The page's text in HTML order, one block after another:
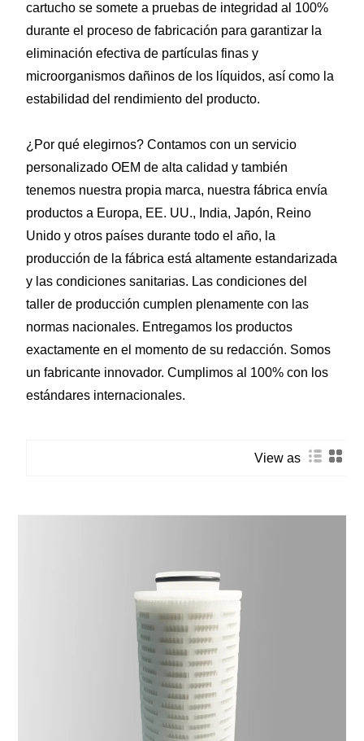
cartucho se somete a pruebas de integridad al 100%
durante el proceso de fabricación para garantizar la
eliminación efectiva de partículas finas y
microorganismos dañinos de los líquidos, así como la
estabilidad del rendimiento del producto.
¿Por qué elegirnos? Contamos con un servicio
personalizado OEM de alta calidad y también
tenemos nuestra propia marca, nuestra fábrica envía
productos a Europa, EE. UU., India, Japón, Reino
Unido y otros países durante todo el año, la
producción de la fábrica está altamente estandarizada
y las condiciones sanitarias. Las condiciones del
taller de producción cumplen plenamente con las
normas nacionales. Entregamos los productos
exactamente en el momento de su redacción. Somos
un fabricante innovador. Cumplimos al 100% con los
estándares internacionales.
View as